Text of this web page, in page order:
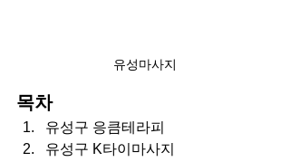
유성마사지
목차
유성구 응큼테라피
유성구 K타이마사지